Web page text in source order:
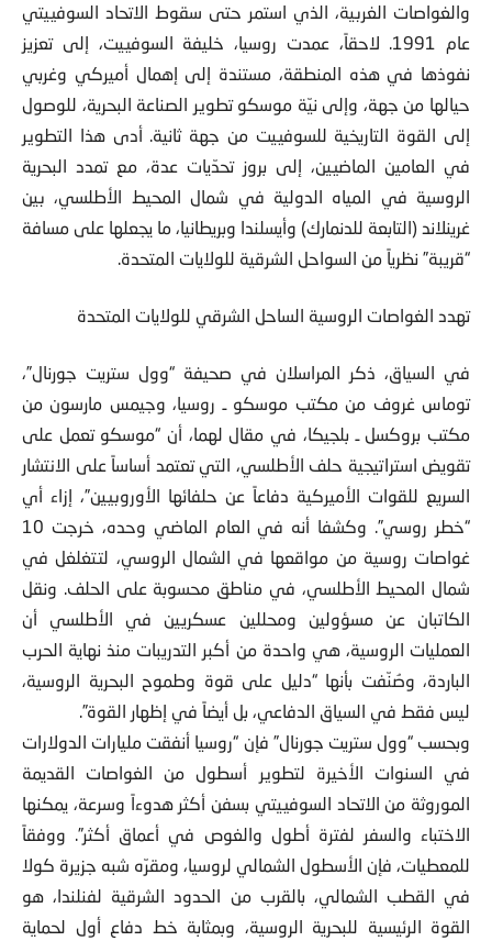
والغواصات الغربية، الذي استمر حتى سقوط الاتحاد السوفييتي
عام 1991. لاحقاً، عمدت روسيا، خليفة السوفييت، إلى تعزيز
نفوذها في هذه المنطقة، مستندة إلى إهمال أميركي وغربي
حيالها من جهة، وإلى نيّة موسكو تطوير الصناعة البحرية، للوصول
إلى القوة التاريخية للسوفييت من جهة ثانية. أدى هذا التطوير
في العامين الماضيين، إلى بروز تحدّيات عدة، مع تمدد البحرية
الروسية في المياه الدولية في شمال المحيط الأطلسي، بين
غرينلاند (التابعة للدنمارك) وأيسلندا وبريطانيا، ما يجعلها على مسافة
“قريبة” نظرياً من السواحل الشرقية للولايات المتحدة.
تهدد الغواصات الروسية الساحل الشرقي للولايات المتحدة
في السياق، ذكر المراسلان في صحيفة “وول ستريت جورنال”،
توماس غروف من مكتب موسكو ـ روسيا، وجيمس مارسون من
مكتب بروكسل ـ بلجيكا، في مقال لهما، أن “موسكو تعمل على
تقويض استراتيجية حلف الأطلسي، التي تعتمد أساساً على الانتشار
السريع للقوات الأميركية دفاعاً عن حلفائها الأوروبيين”، إزاء أي
“خطر روسي”. وكشفا أنه في العام الماضي وحده، خرجت 10
غواصات روسية من مواقعها في الشمال الروسي، لتتغلغل في
شمال المحيط الأطلسي، في مناطق محسوبة على الحلف. ونقل
الكاتبان عن مسؤولين ومحللين عسكريين في الأطلسي أن
العمليات الروسية، هي واحدة من أكبر التدريبات منذ نهاية الحرب
الباردة، وصُنّفت بأنها “دليل على قوة وطموح البحرية الروسية،
ليس فقط في السياق الدفاعي، بل أيضاً في إظهار القوة”.
وبحسب “وول ستريت جورنال” فإن “روسيا أنفقت مليارات الدولارات
في السنوات الأخيرة لتطوير أسطول من الغواصات القديمة
الموروثة من الاتحاد السوفييتي بسفن أكثر هدوءاً وسرعة، يمكنها
الاختباء والسفر لفترة أطول والغوص في أعماق أكثر”. ووفقاً
للمعطيات، فإن الأسطول الشمالي لروسيا، ومقرّه شبه جزيرة كولا
في القطب الشمالي، بالقرب من الحدود الشرقية لفنلندا، هو
القوة الرئيسية للبحرية الروسية، وبمثابة خط دفاع أول لحماية